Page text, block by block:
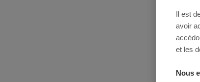
Il est
avoir
et les
Nous